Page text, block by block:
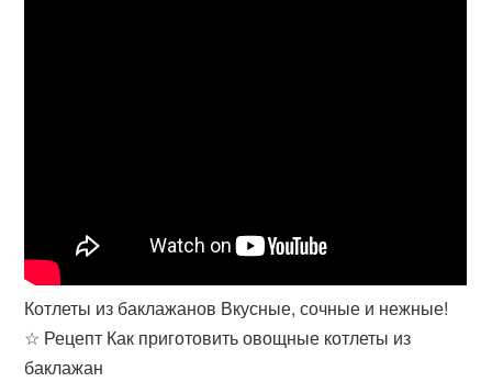
Котлеты из баклажанов Вкусные, сочные и нежные!
☆ Рецепт Как приготовить овощные котлеты из
баклажан